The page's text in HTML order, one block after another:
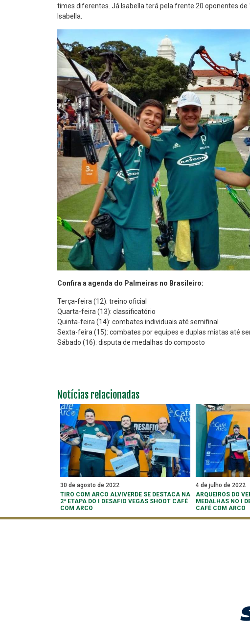
times diferentes. Já Isabella terá pela frente 20 oponentes
Isabella.
Confira a agenda do Palmeiras no Brasileiro:
Terça-feira (12): treino oficial
Quarta-feira (13): classificatório
Quinta-feira (14): combates individuais até semifinal
Sexta-feira (15): combates por equipes e duplas mistas até
Sábado (16): disputa de medalhas do composto
Notícias relacionadas
30 de agosto de 2022
TIRO COM ARCO ALVIVERDE SE DESTACA NA
2ª ETAPA DO I DESAFIO VEGAS SHOOT CAFÉ
COM ARCO
4 de julho de 2022
ARQUEIROS DO
MEDALHAS NO I
CAFÉ COM ARCO